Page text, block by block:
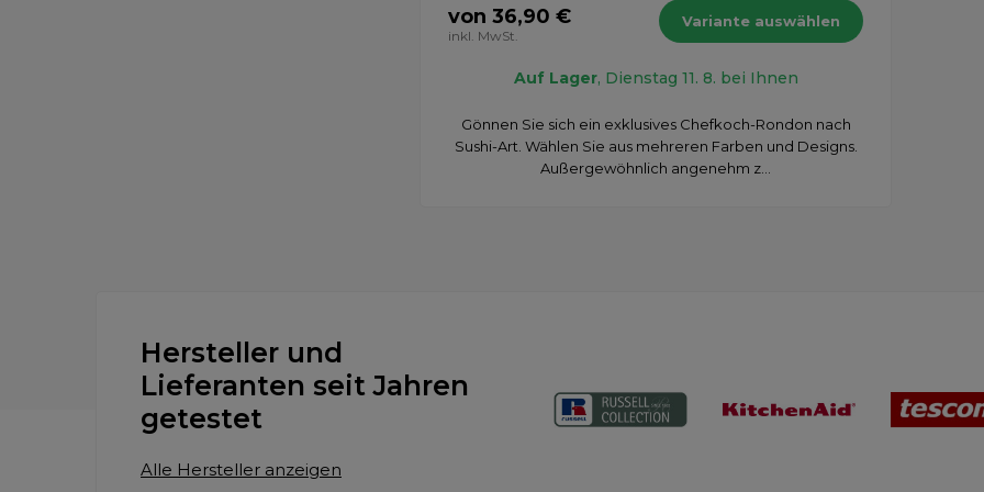
von 36,90 €
inkl. MwSt.
Variante auswählen
Auf Lager, Dienstag 11. 8. bei Ihnen
Gönnen Sie sich ein exklusives Chefkoch-Rondon nach
Sushi-Art. Wählen Sie aus mehreren Farben und Designs.
Außergewöhnlich angenehm z...
Hersteller und
Lieferanten seit Jahren
getestet
Alle Hersteller anzeigen